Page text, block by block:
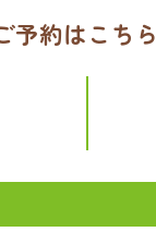
予約はこち